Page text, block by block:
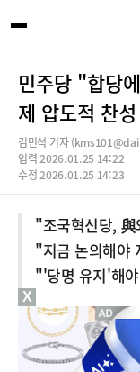
민주당 "합당
제 압도적 찬
김민석 기자
입력 2026.01.25 14:22
수정 2026.01.25 14:23
"조국혁신당,
"지금 논의해야
"'당명 유지'해
X